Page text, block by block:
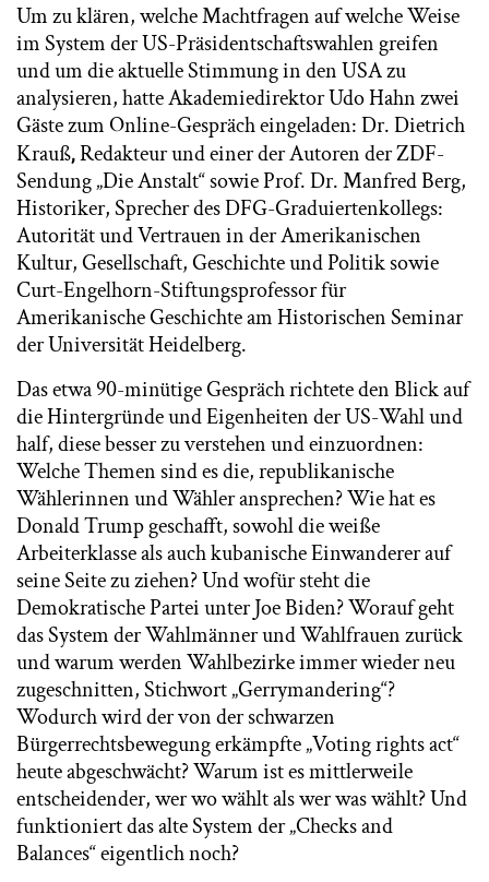
Um zu klären, welche Machtfragen auf welche Weise
im System der US-Präsidentschaftswahlen greifen
und um die aktuelle Stimmung in den USA zu
analysieren, hatte Akademiedirektor Udo Hahn zwei
Gäste zum Online-Gespräch eingeladen: Dr. Dietrich
Krauß,Redakteur und einer der Autoren der ZDF-
Sendung „Die Anstalt“ sowie Prof. Dr. Manfred Berg,
Historiker, Sprecher des DFG-Graduiertenkollegs:
Autorität und Vertrauen in der Amerikanischen
Kultur, Gesellschaft, Geschichte und Politik sowie
Curt-Engelhorn-Stiftungsprofessor für
Amerikanische Geschichte am Historischen Seminar
der Universität Heidelberg.
Das etwa 90-minütige Gespräch richtete den Blick auf
die Hintergründe und Eigenheiten der US-Wahl und
half, diese besser zu verstehen und einzuordnen:
Welche Themen sind es die, republikanische
Wählerinnen und Wähler ansprechen? Wie hat es
Donald Trump geschafft, sowohl die weiße
Arbeiterklasse als auch kubanische Einwanderer auf
seine Seite zu ziehen? Und wofür steht die
Demokratische Partei unter Joe Biden? Worauf geht
das System der Wahlmänner und Wahlfrauen zurück
und warum werden Wahlbezirke immer wieder neu
zugeschnitten, Stichwort „Gerrymandering“?
Wodurch wird der von der schwarzen
Bürgerrechtsbewegung erkämpfte „Voting rights act“
heute abgeschwächt? Warum ist es mittlerweile
entscheidender, wer wo wählt als wer was wählt? Und
funktioniert das alte System der „Checks and
Balances“ eigentlich noch?